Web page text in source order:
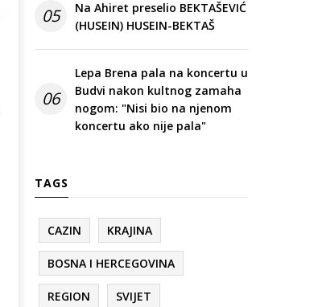
05
Na Ahiret preselio BEKTAŠEVIĆ
(HUSEIN) HUSEIN-BEKTAŠ
06
Lepa Brena pala na koncertu u
Budvi nakon kultnog zamaha
nogom: "Nisi bio na njenom
koncertu ako nije pala"
TAGS
CAZIN KRAJINA
BOSNA I HERCEGOVINA
REGION SVIJET